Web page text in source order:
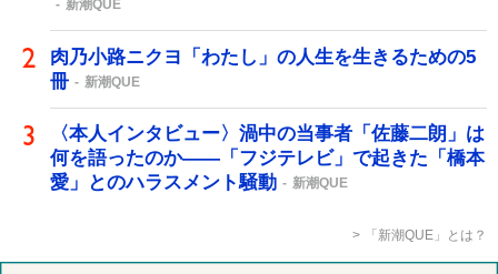
新潮QUE
肉乃小路ニクヨ「わたし」の人生を生きるための5
冊
新潮QUE
〈本人インタビュー〉渦中の当事者「佐藤二朗」は
何を語ったのか――「フジテレビ」で起きた「橋本
愛」とのハラスメント騒動
新潮QUE
「新潮QUE」とは？